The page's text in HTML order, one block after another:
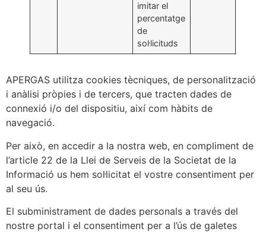
imitar el
percentatge
de
sol·licituds
APERGAS utilitza cookies tècniques, de personalització
i anàlisi pròpies i de tercers, que tracten dades de
connexió i/o del dispositiu, així com hàbits de
navegació.
Per això, en accedir a la nostra web, en compliment de
l’article 22 de la Llei de Serveis de la Societat de la
Informació us hem sol·licitat el vostre consentiment per
al seu ús.
El subministrament de dades personals a través del
nostre portal i el consentiment per a l’ús de galetes